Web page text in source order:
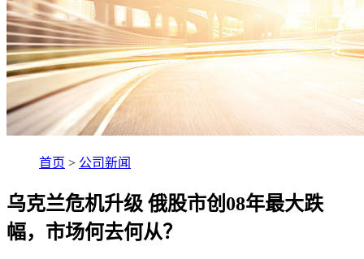
首页 > 公司新闻
乌克兰危机升级 俄股市创08年最大跌
幅，市场何去何从？